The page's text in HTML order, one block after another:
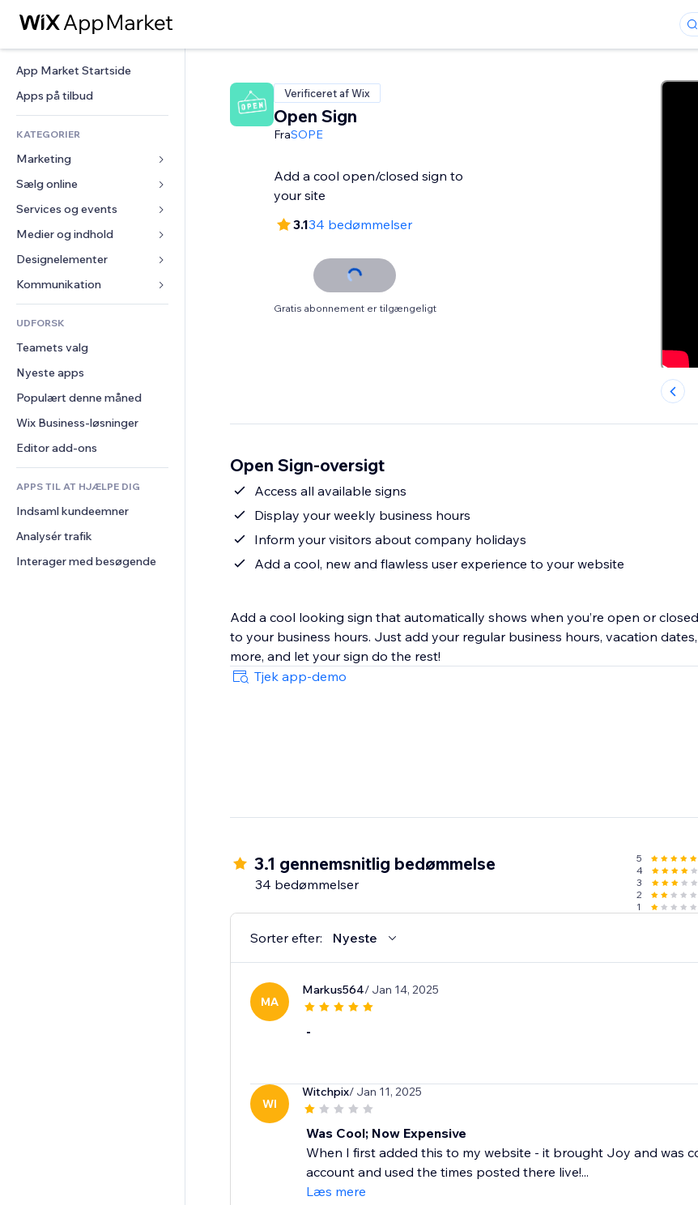
App Market Startside
Apps på tilbud
KATEGORIER
Marketing
Annoncer
Mobil
Statistikker
Hjemmesideregister
E-mail
Sælg online
Apps til Webshops
Forsendelse og levering
Sælg-knapper
Bogføring
Kuponer og loyalitet
Lagerløsninger
Services og events
Hoteller
Events
Restauranter
Ejendomshandel
Bookinger
Medier og indhold
Galleri
Musik
Podcasts
Fotografi
Video
PDF
Fildeling
Nyheder
Designelementer
Kort og Navigation
Privatliv & Sikkerhed
Ur
Sideskabeloner
Billedeffekter
Knapper og menuer
Bannere og badges
Lommeregnere
Søg
Vejr
Diagrammer og tabeller
Formularer
Meningsmålinger
Chat
Kommentarer
Telefon
Fællesskab
Anmeldelser og anbefalinger
CRM
UDFORSK
Teamets valg
Nyeste apps
Populært denne måned
Wix Business-løsninger
Editor add-ons
APPS TIL AT HJÆLPE DIG
Indsaml kundeemner
Analysér trafik
Interager med besøgende
Verificeret af Wix
Open Sign
FraSOPE
Add a cool open/closed sign to
your site
3.134 bedømmelser
Gratis abonnement er tilgængeligt
Open Sign-oversigt
Access all available signs
Display your weekly business hours
Inform your visitors about company holidays
Add a cool, new and flawless user experience to your website
Add a cool looking sign that automatically shows when you’re open or
to your business hours. Just add your regular business hours, vacation
more, and let your sign do the rest!
Tjek app-demo
3.1 gennemsnitlig bedømmelse
34 bedømmelser
5
4
3
2
1
Sorter efter: Nyeste
MA
Markus564/ Jan 14, 2025
-
WI
Witchpix/ Jan 11, 2025
Was Cool; Now Expensive
When I first added this to my website - it brought Joy and was
account and used the times posted there live!...
Læs mere